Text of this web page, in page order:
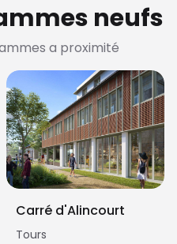
neufs
a proximité
Carré d'Alincourt
Tours